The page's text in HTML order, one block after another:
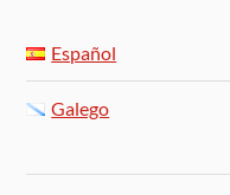
Español
Galego